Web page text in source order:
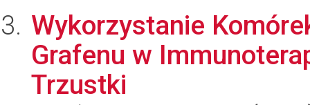
Wykorzystanie
Grafenu w
Trzustki